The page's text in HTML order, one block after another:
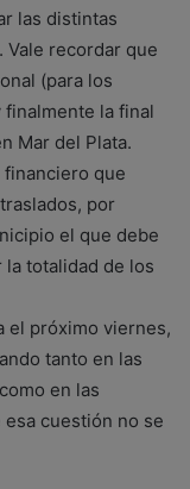
las distintas
Vale recordar que
(para los
la final
Mar del Plata.
financiero que
por
el que debe
totalidad de los
el próximo viernes,
tanto en las
en las
cuestión no se